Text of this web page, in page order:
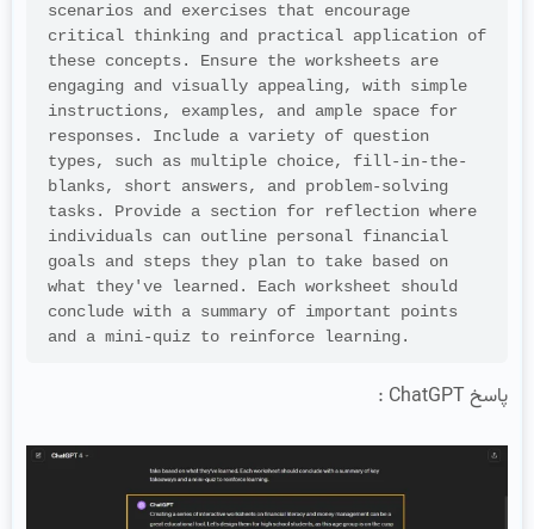
scenarios and exercises that encourage
critical thinking and practical application of
these concepts. Ensure the worksheets are
engaging and visually appealing, with simple
instructions, examples, and ample space for
responses. Include a variety of question
types, such as multiple choice, fill-in-the-
blanks, short answers, and problem-solving
tasks. Provide a section for reflection where
individuals can outline personal financial
goals and steps they plan to take based on
what they've learned. Each worksheet should
conclude with a summary of important points
and a mini-quiz to reinforce learning.
پاسخ ChatGPT :